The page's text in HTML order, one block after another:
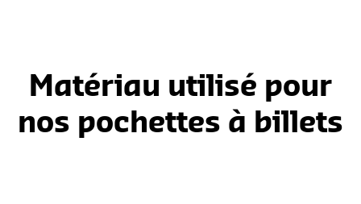
Matériau utilisé pour
nos pochettes à billets